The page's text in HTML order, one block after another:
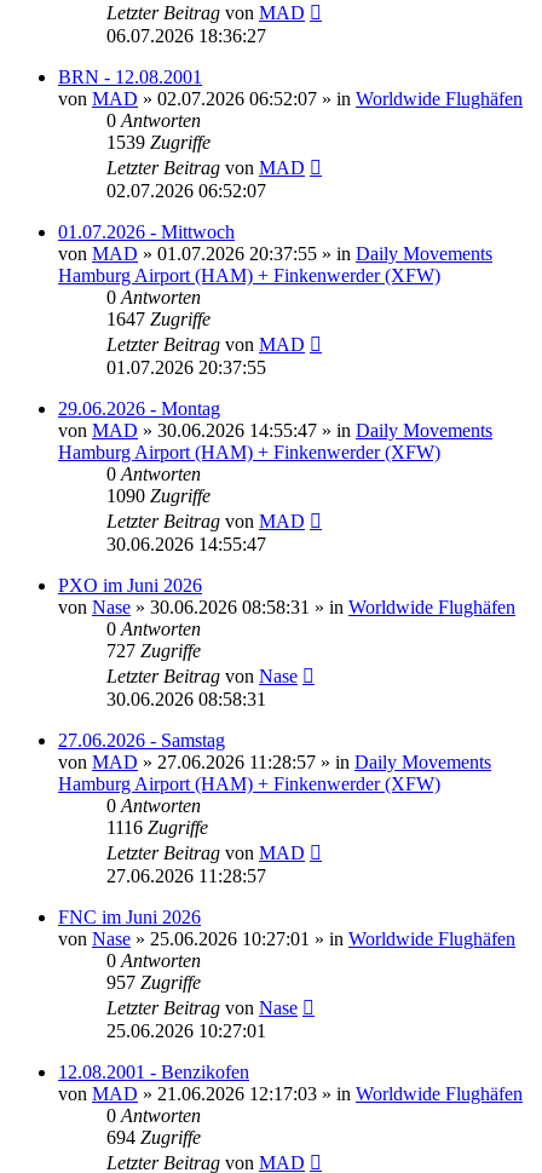
Letzter Beitrag von MAD
06.07.2026 18:36:27
BRN - 12.08.2001
von MAD » 02.07.2026 06:52:07 » in Worldwide Flughäfen
0 Antworten
1539 Zugriffe
Letzter Beitrag von MAD
02.07.2026 06:52:07
01.07.2026 - Mittwoch
von MAD » 01.07.2026 20:37:55 » in Daily Movements
Hamburg Airport (HAM) + Finkenwerder (XFW)
0 Antworten
1647 Zugriffe
Letzter Beitrag von MAD
01.07.2026 20:37:55
29.06.2026 - Montag
von MAD » 30.06.2026 14:55:47 » in Daily Movements
Hamburg Airport (HAM) + Finkenwerder (XFW)
0 Antworten
1090 Zugriffe
Letzter Beitrag von MAD
30.06.2026 14:55:47
PXO im Juni 2026
von Nase » 30.06.2026 08:58:31 » in Worldwide Flughäfen
0 Antworten
727 Zugriffe
Letzter Beitrag von Nase
30.06.2026 08:58:31
27.06.2026 - Samstag
von MAD » 27.06.2026 11:28:57 » in Daily Movements
Hamburg Airport (HAM) + Finkenwerder (XFW)
0 Antworten
1116 Zugriffe
Letzter Beitrag von MAD
27.06.2026 11:28:57
FNC im Juni 2026
von Nase » 25.06.2026 10:27:01 » in Worldwide Flughäfen
0 Antworten
957 Zugriffe
Letzter Beitrag von Nase
25.06.2026 10:27:01
12.08.2001 - Benzikofen
von MAD » 21.06.2026 12:17:03 » in Worldwide Flughäfen
0 Antworten
694 Zugriffe
Letzter Beitrag von MAD